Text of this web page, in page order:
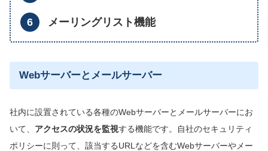
メーリングリスト機能
Webサーバーとメールサーバー
社内に設置されている各種のWebサーバーとメールサーバーにお
いて、 アクセスの状況を監視する機能です。自社のセキュリティ
ポリシーに則って、該当するURLなどを含むWebサーバーやメー